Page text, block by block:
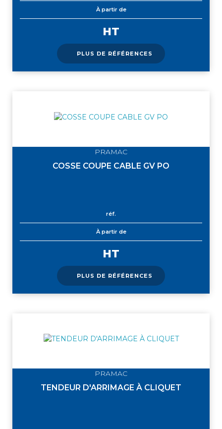
À partir de
HT
PLUS DE RÉFÉRENCES
PRAMAC
COSSE COUPE CABLE GV PO
réf.
À partir de
HT
PLUS DE RÉFÉRENCES
PRAMAC
TENDEUR D'ARRIMAGE À CLIQUET